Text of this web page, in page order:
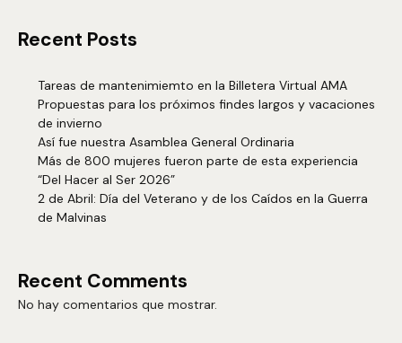
Recent Posts
Tareas de mantenimiemto en la Billetera Virtual AMA
Propuestas para los próximos findes largos y vacaciones
de invierno
Así fue nuestra Asamblea General Ordinaria
Más de 800 mujeres fueron parte de esta experiencia
“Del Hacer al Ser 2026”
2 de Abril: Día del Veterano y de los Caídos en la Guerra
de Malvinas
Recent Comments
No hay comentarios que mostrar.